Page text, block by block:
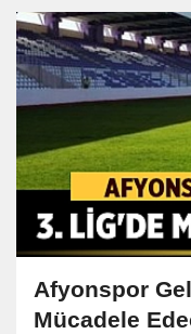
Afyonspor
Mücadele